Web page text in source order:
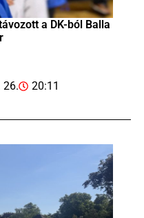
a DK-ból Balla
26. 20:11